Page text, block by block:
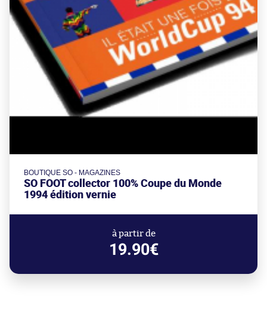
BOUTIQUE SO - MAGAZINES
SO FOOT collector 100% Coupe du Monde
1994 édition vernie
à partir de
19.90€